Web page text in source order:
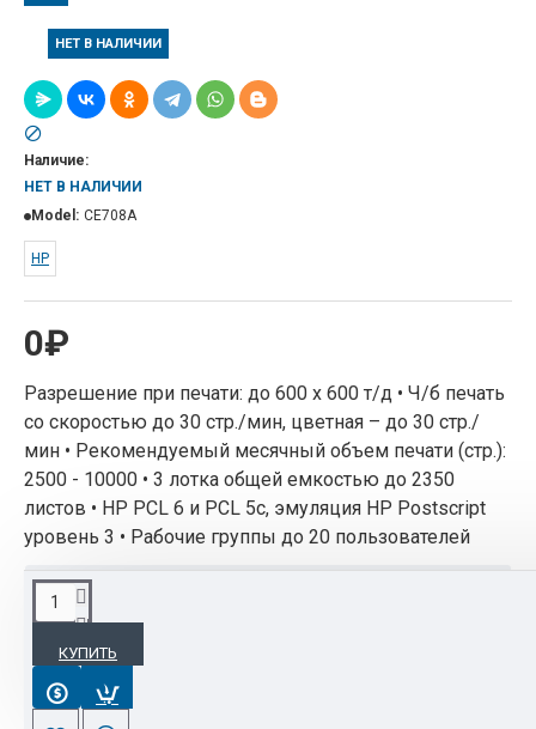
НЕТ В НАЛИЧИИ
0₽
Наличие:
НЕТ В НАЛИЧИИ
Model: CE708A
HP
Разрешение при печати: до 600 x 600 т/д • Ч/б печать
со скоростью до 30 стр./мин, цветная – до 30 стр./
мин • Рекомендуемый месячный объем печати (стр.):
2500 - 10000 • 3 лотка общей емкостью до 2350
листов • HP PCL 6 и PCL 5c, эмуляция HP Postscript
уровень 3 • Рабочие группы до 20 пользователей
КУПИТЬ
ОПИСАНИЕ
Разрешение при печати: до 600 x 600 т/д • Ч/б
печать со скоростью до 30 стр./мин, цветная – до
30 стр./мин • Рекомендуемый месячный объем